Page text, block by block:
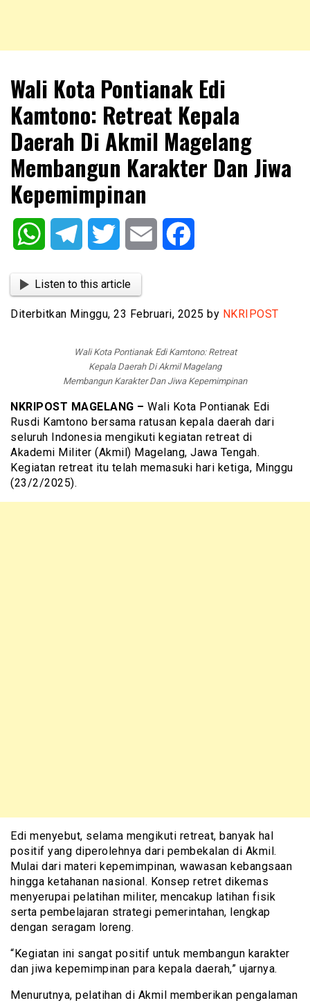
NKRIPOST
Wali Kota Pontianak Edi
Kamtono: Retreat Kepala
Daerah Di Akmil Magelang
Membangun Karakter Dan Jiwa
Kepemimpinan
WhatsAppTelegram Twitter Email
Listen to this article
Diterbitkan Minggu, 23 Februari, 2025 by NKRIPOST
Wali Kota Pontianak Edi Kamtono: Retreat
Kepala Daerah Di Akmil Magelang
Membangun Karakter Dan Jiwa Kepemimpinan
NKRIPOST MAGELANG – Wali Kota Pontianak Edi
Rusdi Kamtono bersama ratusan kepala daerah dari
seluruh Indonesia mengikuti kegiatan retreat di
Akademi Militer (Akmil) Magelang, Jawa Tengah.
Kegiatan retreat itu telah memasuki hari ketiga, Minggu
(23/2/2025).
Edi menyebut, selama mengikuti retreat, banyak hal
positif yang diperolehnya dari pembekalan di Akmil.
Mulai dari materi kepemimpinan, wawasan kebangsaan
hingga ketahanan nasional. Konsep retret dikemas
menyerupai pelatihan militer, mencakup latihan fisik
serta pembelajaran strategi pemerintahan, lengkap
dengan seragam loreng.
“Kegiatan ini sangat positif untuk membangun karakter
dan jiwa kepemimpinan para kepala daerah,” ujarnya.
Menurutnya, pelatihan di Akmil memberikan pengalaman